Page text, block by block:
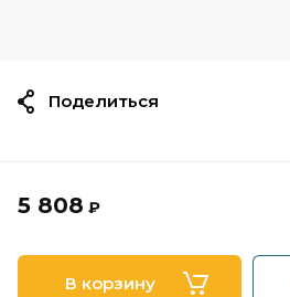
5 808 ₽
В корзину
Поделиться